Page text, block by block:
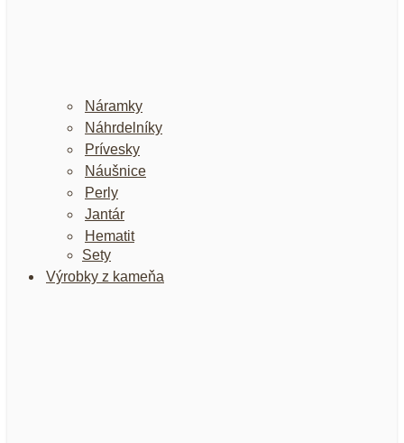
Náramky
Náhrdelníky
Prívesky
Náušnice
Perly
Jantár
Hematit
Sety
Výrobky z kameňa